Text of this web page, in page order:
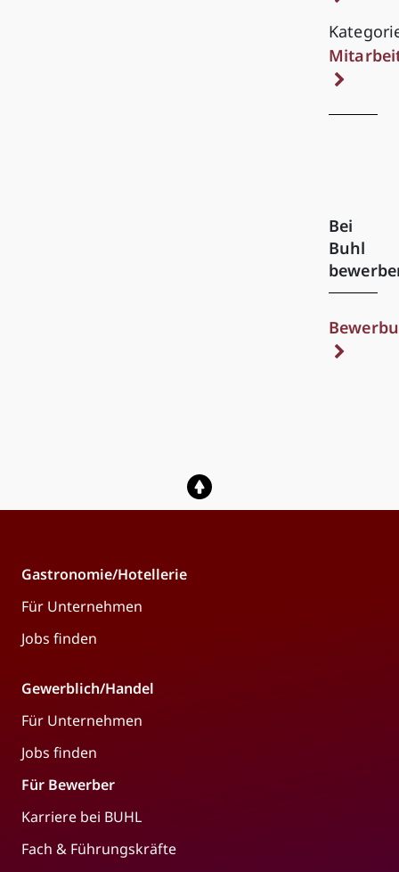
Bei
Buhl
Gastronomie/Hotellerie
Für Unternehmen
Jobs finden
Gewerblich/Handel
Für Unternehmen
Jobs finden
Für Bewerber
Karriere bei BUHL
Fach & Führungskräfte